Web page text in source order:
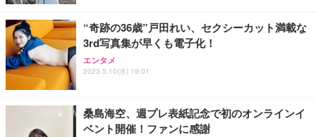
“奇跡の36歳”戸田れい、セクシーカット満載な
3rd写真集が早くも電子化！
エンタメ
2023.5.10(水) 19:01
桑島海空、週プレ表紙記念で初のオンラインイ
ベント開催！ファンに感謝